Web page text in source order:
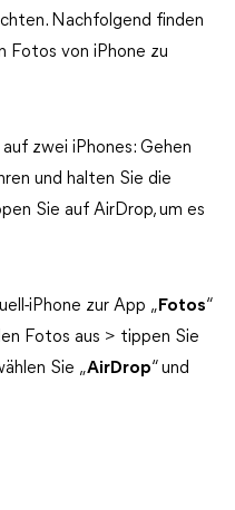
Nachfolgend finden
Fotos von iPhone zu
zwei iPhones: Gehen
und halten Sie die
Sie auf AirDrop, um es
iPhone zur App „ Fotos“
Fotos aus > tippen Sie
Sie „AirDrop“ und